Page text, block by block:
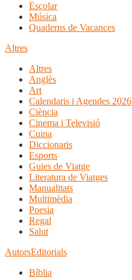
Escolar
Música
Quaderns de Vacances
Altres
Altres
Anglès
Art
Calendaris i Agendes 2026
Ciència
Cinema i Televisió
Cuina
Diccionaris
Esports
Guies de Viatge
Literatura de Viatges
Manualitats
Multimèdia
Poesia
Regal
Salut
AutorsEditorials
Bíblia